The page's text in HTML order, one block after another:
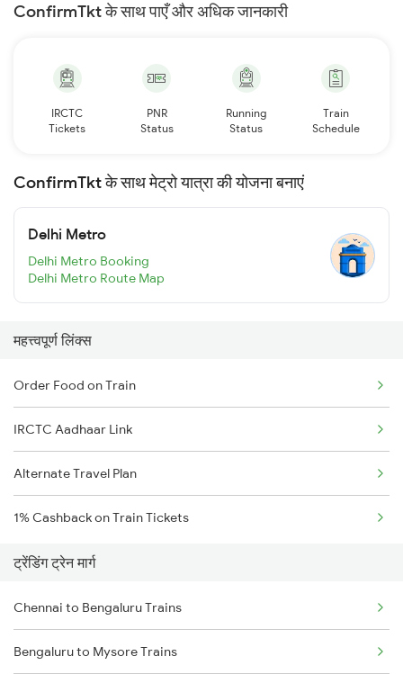
ConfirmTkt के साथ पाएँ और अधिक जानकारी
IRCTC
Tickets
PNR
Status
Running
Status
Train
Schedule
ConfirmTkt के साथ मेट्रो यात्रा की योजना बनाएं
Delhi Metro
Delhi Metro Booking
Delhi Metro Route Map
महत्त्वपूर्ण लिंक्स
Order Food on Train
IRCTC Aadhaar Link
Alternate Travel Plan
1% Cashback on Train Tickets
ट्रेंडिंग ट्रेन मार्ग
Chennai to Bengaluru Trains
Bengaluru to Mysore Trains